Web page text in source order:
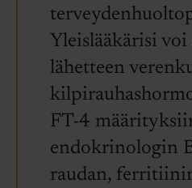
Yleislääkärisi
lähetteen
FT-4
endokrinologin
raudan,